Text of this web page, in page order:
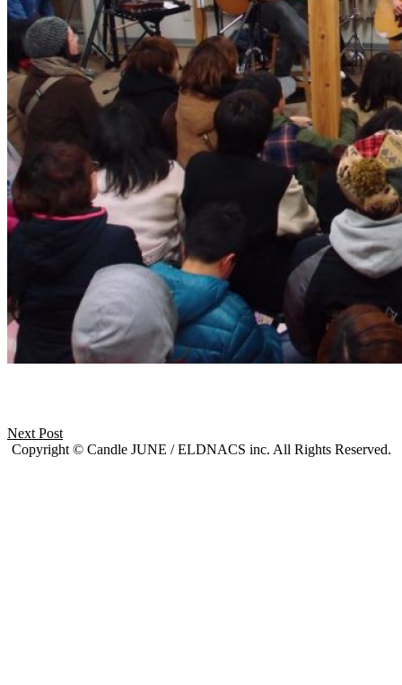
Next Post
Copyright © Candle JUNE / ELDNACS inc. All Rights Reserved.